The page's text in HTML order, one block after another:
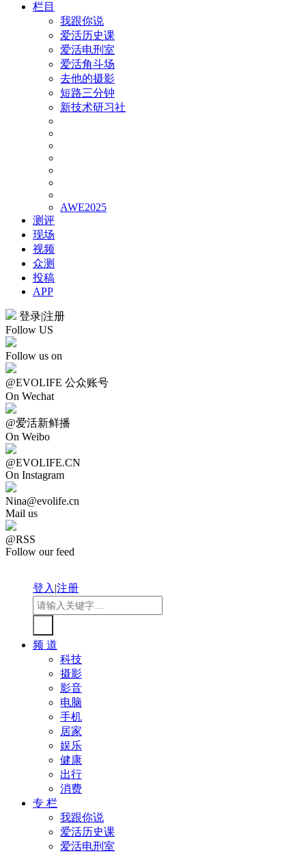
栏目
我跟你说
爱活历史课
爱活电刑室
爱活角斗场
去他的摄影
短路三分钟
新技术研习社
AWE2025
测评
现场
视频
众测
投稿
APP
登录|注册
Follow US
Follow us on
@EVOLIFE 公众账号
On Wechat
@爱活新鲜播
On Weibo
@EVOLIFE.CN
On Instagram
Nina@evolife.cn
Mail us
@RSS
Follow our feed
登入|注册
频 道
科技
摄影
影音
电脑
手机
居家
娱乐
健康
出行
消费
专 栏
我跟你说
爱活历史课
爱活电刑室